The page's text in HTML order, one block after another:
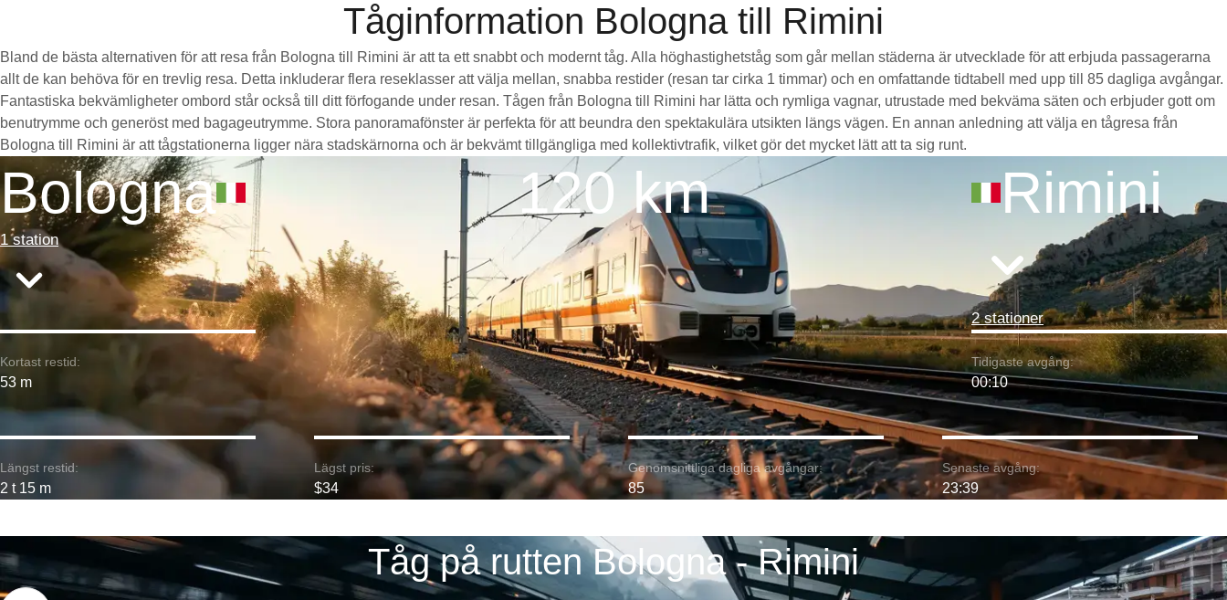
Tåginformation Bologna till Rimini
Bland de bästa alternativen för att resa från Bologna till Rimini är att ta ett snabbt och modernt tåg. Alla höghastighetståg som går mellan städerna är utvecklade för att erbjuda passagerarna
allt de kan behöva för en trevlig resa. Detta inkluderar flera reseklasser att välja mellan, snabba restider (resan tar cirka 1 timmar) och en omfattande tidtabell med upp till 85 dagliga avgångar.
Fantastiska bekvämligheter ombord står också till ditt förfogande under resan. Tågen från Bologna till Rimini har lätta och rymliga vagnar, utrustade med bekväma säten och erbjuder gott om
benutrymme och generöst med bagageutrymme. Stora panoramafönster är perfekta för att beundra den spektakulära utsikten längs vägen. En annan anledning att välja en tågresa från
Bologna till Rimini är att tågstationerna ligger nära stadskärnorna och är bekvämt tillgängliga med kollektivtrafik, vilket gör det mycket lätt att ta sig runt.
Bologna
1 station
120 km Rimini
2 stationer
Kortast restid:
53 m
Tidigaste avgång:
00:10
Längst restid:
2 t 15 m
Lägst pris:
$34
Genomsnittliga dagliga avgångar:
85
Senaste avgång:
23:39
Tåg på rutten Bologna - Rimini